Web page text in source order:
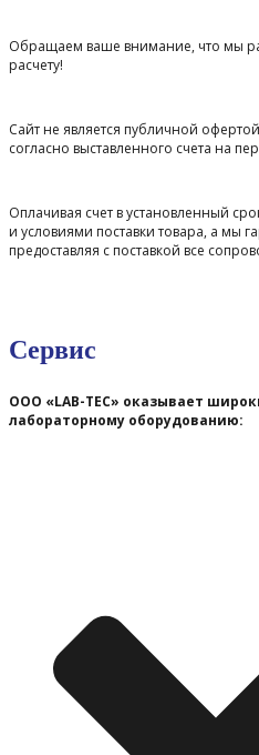
Обращаем ваше внимание, что мы
расчету!
Сайт не является публичной
согласно выставленного счета на
Оплачивая счет в установленный
и условиями поставки товара, а мы
предоставляя с поставкой все
Сервис
ООО «LAB-TEC» оказывает
лабораторному оборудованию: